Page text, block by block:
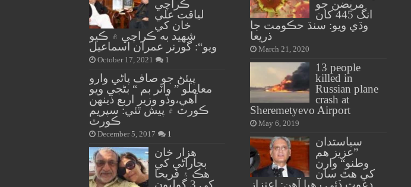
ڪراچي
لياقت علي
خان کي
شهيد به ڪراچي ۾ ڪيو
ويو“: گورنر عمران اسماعيل
October 17, 2021 1
پيئڻ جو صاف پاڻي وارو
معاملو ” واٽر بم “ بڻجي ويو
آهي،وڏو وزير اربع ڏينهن
ڪورٽ ۾ پيش ٿئي: سپريم
ڪورٽ
December 5, 2017 1
هزار خان
بجاراڻي کي
هڪ ۽ فريحا
کي 3 گوليون
مريضن جو
انگ 445 کان
وڌي ويو: سنڌ حڪومت جا
ذريعا
March 21, 2020
13 people
killed in
Russian plane
crash at
Sheremetyevo Airport
May 6, 2019
سياستدان
”عزيز هم
وطنو“ وارن
کي هٿ سان
دعوت ڏئي رهيا آهن: اعتزاز